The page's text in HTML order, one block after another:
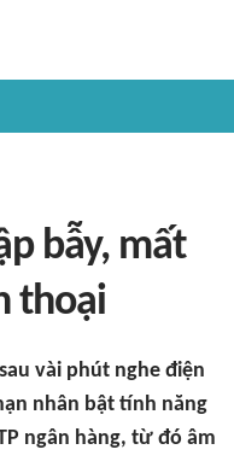
bẫy, mất
thoại
vài phút nghe điện
nhân bật tính năng
ngân hàng, từ đó âm